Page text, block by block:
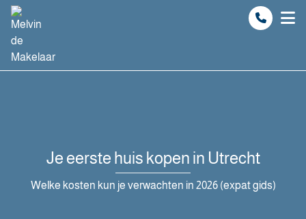
Spring naar inhoud
Je eerste huis kopen in Utrecht
Welke kosten kun je verwachten in 2026 (expat gids)